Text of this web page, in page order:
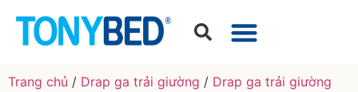
Trang chủ / Drap ga trải giường / Drap ga trải giường